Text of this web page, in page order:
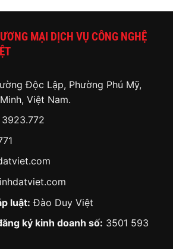
MẠI DỊCH VỤ CÔNG NGHỆ
Độc Lập, Phường Phú Mỹ,
Việt Nam.
luật: Đào Duy Việt
ký kinh doanh số: 3501 593